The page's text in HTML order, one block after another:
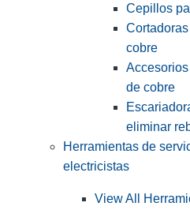
Cepillos
cobre
de cobre
eliminar
Herramientas de
electricistas
View All